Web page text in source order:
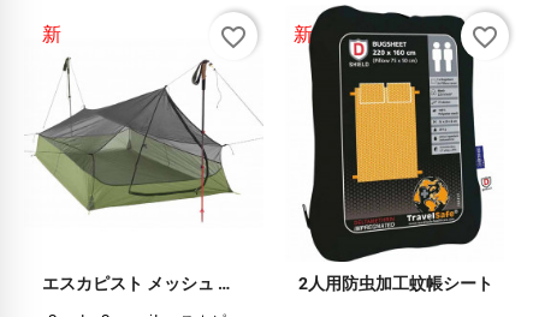
新
エスカピスト メッシュ バグシェルター
favorite_border 新
2人用防虫加工蚊帳シート
favorite_border